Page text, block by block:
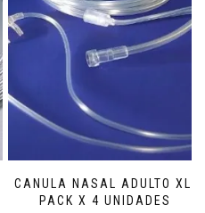
CANULA NASAL ADULTO XL.
PACK X 4 UNIDADES